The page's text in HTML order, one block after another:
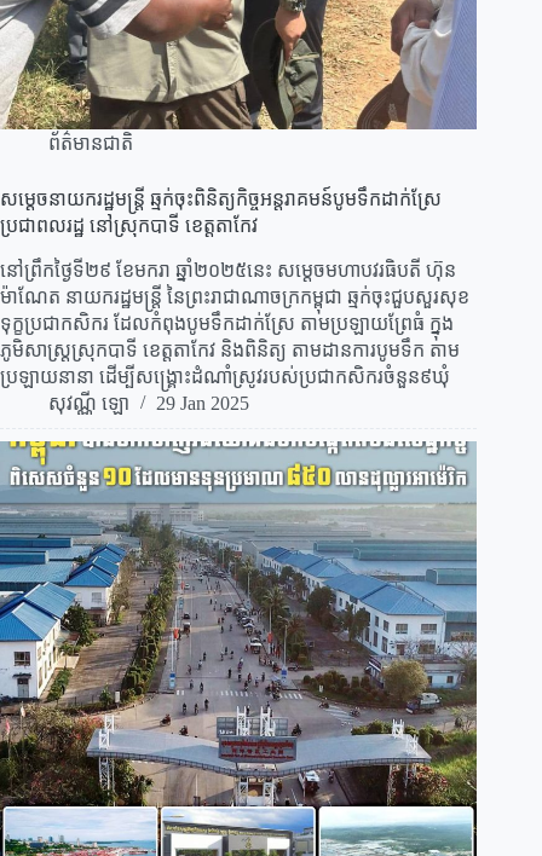
ព័ត៌មានជាតិ
សម្តេចនាយករដ្ឋមន្ត្រី ឆ្មក់ចុះពិនិត្យកិច្ចអន្តរាគមន៍បូមទឹកដាក់ស្រែ
ប្រជាពលរដ្ឋ នៅស្រុកបាទី ខេត្តតាកែវ
នៅព្រឹកថ្ងៃទី២៩ ខែមករា ឆ្នាំ២០២៥នេះ សម្តេចមហាបវរធិបតី ហ៊ុន
ម៉ាណែត នាយករដ្ឋមន្ត្រី នៃព្រះរាជាណាចក្រកម្ពុជា ឆ្មក់ចុះជួបសួរសុខ
ទុក្ខប្រជាកសិករ ដែលកំពុងបូមទឹកដាក់ស្រែ តាមប្រឡាយព្រែធំ ក្នុង
ភូមិសាស្ត្រស្រុកបាទី ខេត្តតាកែវ និងពិនិត្យ តាមដានការបូមទឹក តាម
ប្រឡាយនានា ដើម្បីសង្គ្រោះដំណាំស្រូវរបស់ប្រជាកសិករចំនួន៩ឃុំ
សុវណ្ណី ឡោ
29 Jan 2025